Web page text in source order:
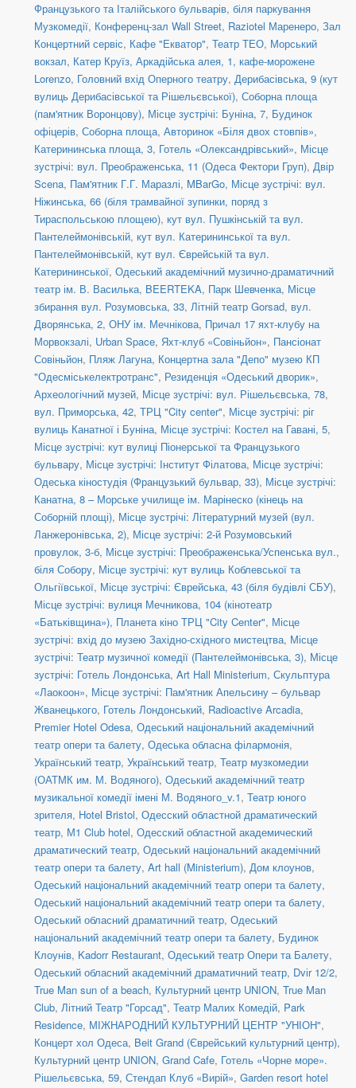
Французького та Італійського бульварів, біля паркування
Музкомедії, Конференц-зал Wall Street, Raziotel Маренеро, Зал
Концертний сервіс, Кафе "Екватор", Театр ТЕО, Морський
вокзал, Катер Круїз, Аркадійська алея, 1, кафе-морожене
Lorenzo, Головний вхід Оперного театру, Дерибасівська, 9 (кут
вулиць Дерибасівської та Рішельєвської), Соборна площа
(пам'ятник Воронцову), Місце зустрічі: Буніна, 7, Будинок
офіцерів, Соборна площа, Авторинок «Біля двох стовпів»,
Катерининська площа, 3, Готель «Олександрівський», Місце
зустрічі: вул. Преображенська, 11 (Одеса Фектори Груп), Двір
Scena, Пам'ятник Г.Г. Маразлі, MBarGo, Місце зустрічі: вул.
Ніжинська, 66 (біля трамвайної зупинки, поряд з
Тираспольською площею), кут вул. Пушкінській та вул.
Пантелеймонівській, кут вул. Катерининської та вул.
Пантелеймонівській, кут вул. Єврейській та вул.
Катерининської, Одеський академічний музично-драматичний
театр ім. В. Василька, BEERTEKA, Парк Шевченка, Місце
збирання вул. Розумовська, 33, Літній театр Gorsad, вул.
Дворянська, 2, ОНУ ім. Мечнікова, Причал 17 яхт-клубу на
Морвокзалі, Urban Space, Яхт-клуб «Совіньйон», Пансіонат
Совіньйон, Пляж Лагуна, Концертна зала "Депо" музею КП
"Одесміськелектротранс", Резиденція «Одеський дворик»,
Археологічний музей, Місце зустрічі: вул. Рішельєвська, 78,
вул. Приморська, 42, ТРЦ "City center", Місце зустрічі: ріг
вулиць Канатної і Буніна, Місце зустрічі: Костел на Гавані, 5,
Місце зустрічі: кут вулиці Піонерської та Французького
бульвару, Місце зустрічі: Інститут Філатова, Місце зустрічі:
Одеська кіностудія (Французький бульвар, 33), Місце зустрічі:
Канатна, 8 – Морське училище ім. Марінеско (кінець на
Соборній площі), Місце зустрічі: Літературний музей (вул.
Ланжеронівська, 2), Місце зустрічі: 2-й Розумовський
провулок, 3-б, Місце зустрічі: Преображенська/Успенська вул.,
біля Собору, Місце зустрічі: кут вулиць Коблевської та
Ольгіївської, Місце зустрічі: Єврейська, 43 (біля будівлі СБУ),
Місце зустрічі: вулиця Мечникова, 104 (кінотеатр
«Батьківщина»), Планета кіно ТРЦ "City Center", Місце
зустрічі: вхід до музею Західно-східного мистецтва, Місце
зустрічі: Театр музичної комедії (Пантелеймонівська, 3), Місце
зустрічі: Готель Лондонська, Art Hall Ministerium, Скульптура
«Лаокоон», Місце зустрічі: Пам'ятник Апельсину – бульвар
Жванецького, Готель Лондонський, Radioactive Arcadia,
Premier Hotel Odesa, Одеський національний академічний
театр опери та балету, Одеська обласна філармонія,
Український театр, Український театр, Театр музкомедии
(ОАТМК им. М. Водяного), Одеський академічний театр
музикальної комедії імені М. Водяного_v.1, Театр юного
зрителя, Hotel Bristol, Одесский областной драматический
театр, М1 Club hotel, Одесский областной академический
драматический театр, Одеський національний академічний
театр опери та балету, Art hall (Ministerium), Дом клоунов,
Одеський національний академічний театр опери та балету,
Одеський національний академічний театр опери та балету,
Одеський обласний драматичний театр, Одеський
національний академічний театр опери та балету, Будинок
Клоунів, Kadorr Restaurant, Одеський театр Опери та Балету,
Одеський обласний академічний драматичний театр, Dvіr 12/2,
True Man sun of a beach, Культурний центр UNION, True Man
Club, Літний Театр "Горсад", Театр Малих Комедій, Park
Residence, МІЖНАРОДНИЙ КУЛЬТУРНИЙ ЦЕНТР "УНІОН",
Концерт хол Одеса, Beit Grand (Єврейський культурний центр),
Культурний центр UNION, Grand Cafe, Готель «Чорне море».
Рішельєвська, 59, Стендап Клуб «Вирій», Garden resort hotel